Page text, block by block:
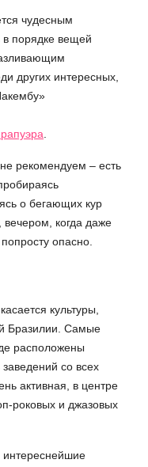
чудесным
в порядке вещей
других интересных,
рекомендуем – есть
о бегающих кур
когда даже
опасно.
культуры,
Бразилии. Самые
расположены
со всех
активная, в центре
роковых и джазовых